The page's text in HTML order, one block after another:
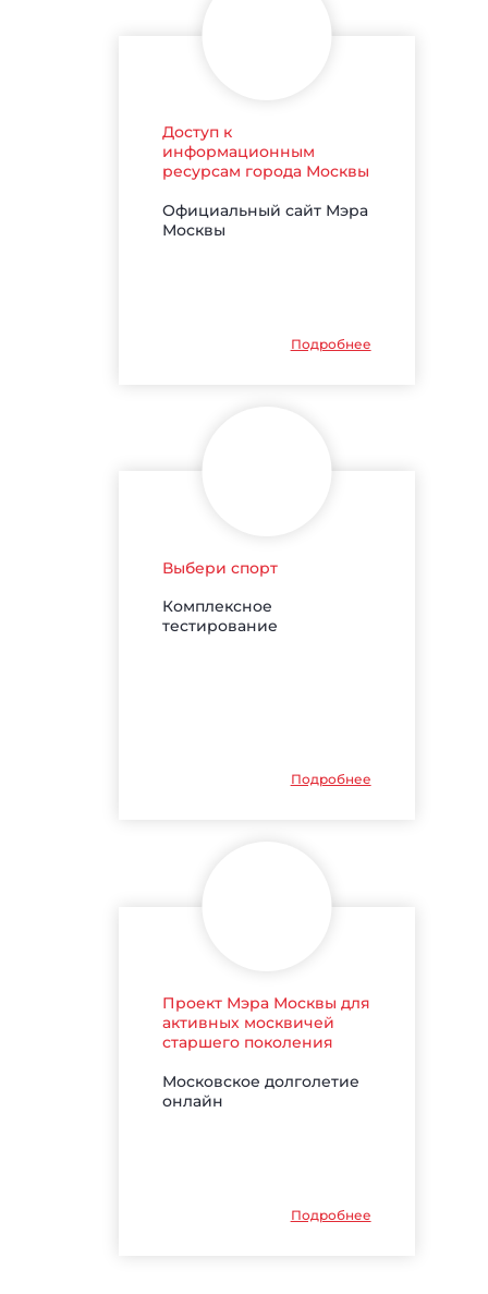
Доступ к
информационным
ресурсам города Москвы
Официальный сайт Мэра
Москвы
Подробнее
Выбери спорт
Комплексное
тестирование
Подробнее
Проект Мэра Москвы для
активных москвичей
старшего поколения
Московское долголетие
онлайн
Подробнее